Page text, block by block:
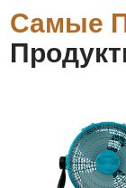
Самые